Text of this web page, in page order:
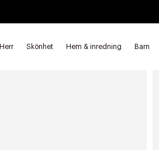
Herr Skönhet Hem & inredning Barn
Makeup Ansikte Primer och